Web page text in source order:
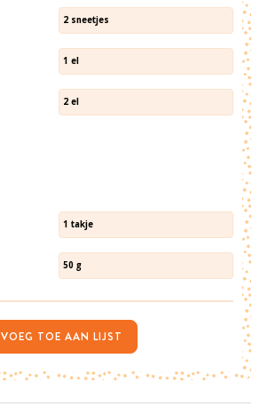
2 sneetjes
1 el
2 el
1 takje
50 g
VOEG TOE AAN LIJST